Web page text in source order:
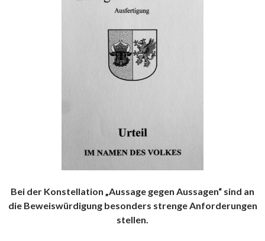
Bei der Konstellation „Aussage gegen Aussagen“ sind an
die Beweiswürdigung besonders strenge Anforderungen
stellen.